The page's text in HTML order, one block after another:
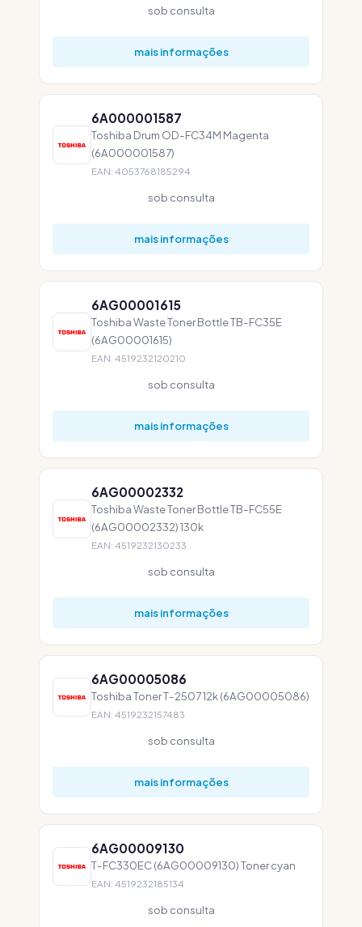
sob consulta
mais informações
6A000001587
Toshiba Drum OD-FC34M Magenta
(6A000001587)
EAN: 4053768185294
sob consulta
mais informações
6AG00001615
Toshiba Waste Toner Bottle TB-FC35E
(6AG00001615)
EAN: 4519232120210
sob consulta
mais informações
6AG00002332
Toshiba Waste Toner Bottle TB-FC55E
(6AG00002332) 130k
EAN: 4519232130233
sob consulta
mais informações
6AG00005086
Toshiba Toner T-2507 12k (6AG00005086)
EAN: 4519232157483
sob consulta
mais informações
6AG00009130
T-FC330EC (6AG00009130) Toner cyan
EAN: 4519232185134
sob consulta